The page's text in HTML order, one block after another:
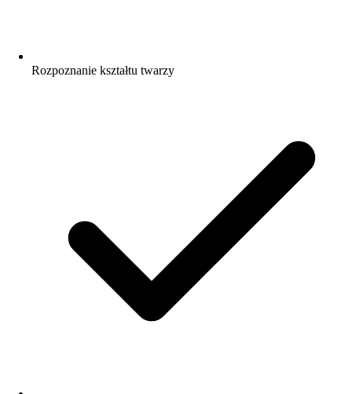
Rozpoznanie kształtu twarzy